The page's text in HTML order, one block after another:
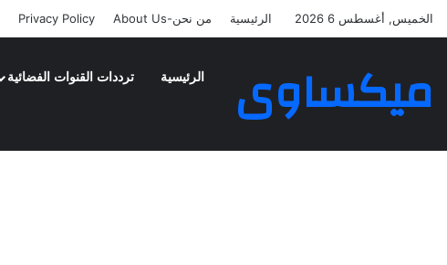
الخميس, أغسطس 6 2026 الرئيسية من نحن-About Us Privacy Policy
ميكساوى الرئيسية ترددات القنوات الفضائية